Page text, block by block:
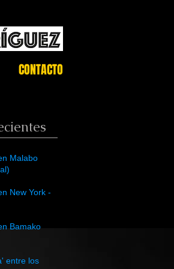
CONTACTO
Malabo
New York -
Bamako
entre los